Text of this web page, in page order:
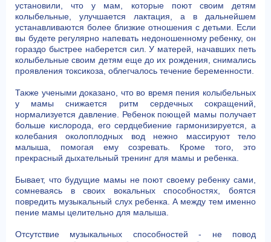
установили, что у мам, которые поют своим детям
колыбельные, улучшается лактация, а в дальнейшем
устанавливаются более близкие отношения с детьми. Если
вы будете регулярно напевать недоношенному ребенку, он
гораздо быстрее наберется сил. У матерей, начавших петь
колыбельные своим детям еще до их рождения, снимались
проявления токсикоза, облегчалось течение беременности.
Также учеными доказано, что во время пения колыбельных
у мамы снижается ритм сердечных сокращений,
нормализуется давление. Ребенок поющей мамы получает
больше кислорода, его сердцебиение гармонизируется, а
колебания околоплодных вод нежно массируют тело
малыша, помогая ему созревать. Кроме того, это
прекрасный дыхательный тренинг для мамы и ребенка.
Бывает, что будущие мамы не поют своему ребенку сами,
сомневаясь в своих вокальных способностях, боятся
повредить музыкальный слух ребенка. А между тем именно
пение мамы целительно для малыша.
Отсутствие музыкальных способностей - не повод